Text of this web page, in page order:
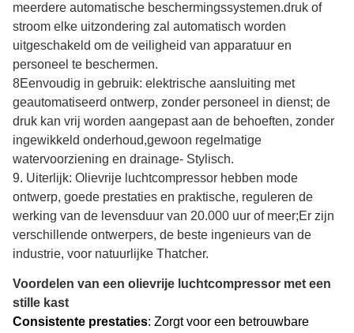
meerdere automatische beschermingssystemen.druk of
stroom elke uitzondering zal automatisch worden
uitgeschakeld om de veiligheid van apparatuur en
personeel te beschermen.
8Eenvoudig in gebruik: elektrische aansluiting met
geautomatiseerd ontwerp, zonder personeel in dienst; de
druk kan vrij worden aangepast aan de behoeften, zonder
ingewikkeld onderhoud,gewoon regelmatige
watervoorziening en drainage- Stylisch.
9. Uiterlijk: Olievrije luchtcompressor hebben mode
ontwerp, goede prestaties en praktische, reguleren de
werking van de levensduur van 20.000 uur of meer;Er zijn
verschillende ontwerpers, de beste ingenieurs van de
industrie, voor natuurlijke Thatcher.
Voordelen van een olievrije luchtcompressor met een
stille kast
Consistente prestaties: Zorgt voor een betrouwbare